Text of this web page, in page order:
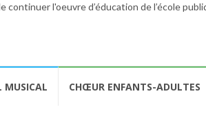
continuer l'oeuvre d’éducation de l’école
MUSICAL CHŒUR ENFANTS-ADULTES